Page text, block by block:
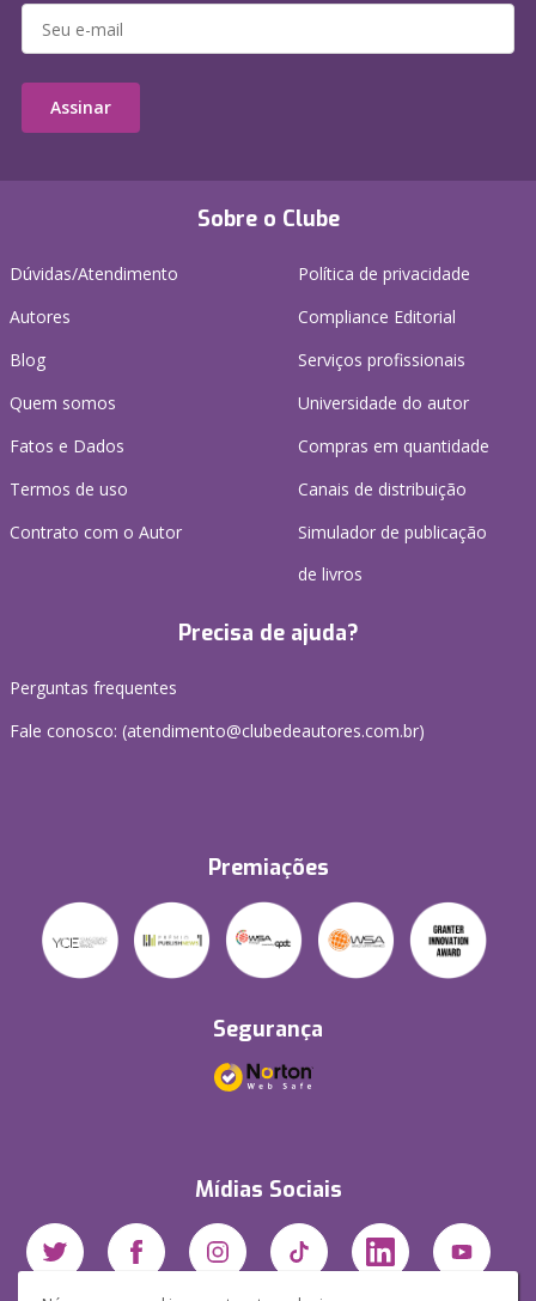
Sobre o Clube
Dúvidas/Atendimento
Autores
Blog
Quem somos
Fatos e Dados
Termos de uso
Contrato com o Autor
Política de privacidade
Compliance Editorial
Serviços profissionais
Universidade do autor
Compras em quantidade
Canais de distribuição
Simulador de publicação
de livros
Precisa de ajuda?
Perguntas frequentes
Fale conosco: (atendimento@clubedeautores.com.br)
Premiações
Segurança
Mídias Sociais
Assinar